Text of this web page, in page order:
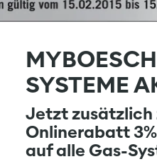
SYSTEME
Jetzt zusätzlich
Onlinerabatt
auf alle Gas-